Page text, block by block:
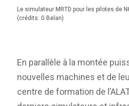
Le simulateur MRTD pour les pilotes de
(crédits: G Belan)
En parallèle à la montée
nouvelles machines et de
centre de formation de